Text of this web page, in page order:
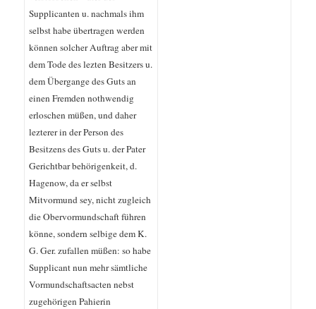
Supplicanten u. nachmals ihm
selbst habe übertragen werden
können solcher Auftrag aber mit
dem Tode des lezten Besitzers u.
dem Übergange des Guts an
einen Fremden nothwendig
erloschen müßen, und daher
lezterer in der Person des
Besitzens des Guts u. der Pater
Gerichtbar behörigenkeit, d.
Hagenow, da er selbst
Mitvormund sey, nicht zugleich
die Obervormundschaft führen
könne, sondern selbige dem K.
G. Ger. zufallen müßen: so habe
Supplicant nun mehr sämtliche
Vormundschaftsacten nebst
zugehörigen Pahierin